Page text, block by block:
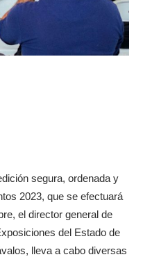
segura, ordenada y
2023, que se efectuará
el director general de
del Estado de
lleva a cabo diversas